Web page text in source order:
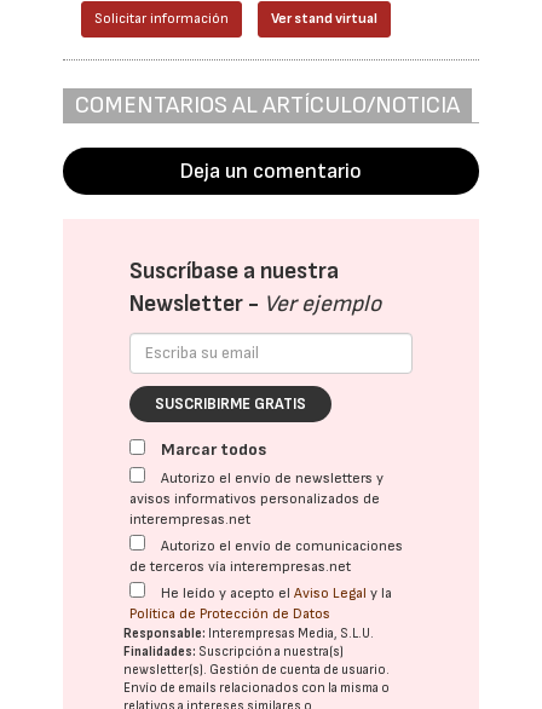
Solicitar información Ver stand virtual
COMENTARIOS AL ARTÍCULO/NOTICIA
Deja un comentario
Suscríbase a nuestra
Newsletter - Ver ejemplo
SUSCRIBIRME GRATIS
Marcar todos
Autorizo el envío de newsletters y
avisos informativos personalizados de
interempresas.net
Autorizo el envío de comunicaciones
de terceros vía interempresas.net
He leído y acepto elAviso Legal y la
Política de Protección de Datos
Responsable: Interempresas Media, S.L.U.
Finalidades: Suscripción a nuestra(s)
newsletter(s). Gestión de cuenta de usuario.
Envío de emails relacionados con la misma o